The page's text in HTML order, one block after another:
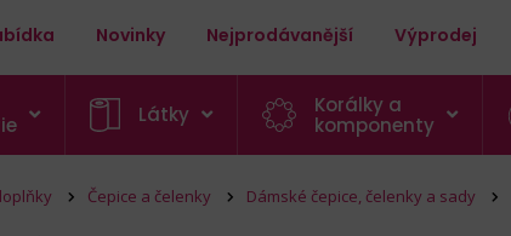
Novinky Nejprodávanější Výprodej
Látky
Korálky a
komponenty
Čepice a čelenky Dámské čepice, čelenky a sady